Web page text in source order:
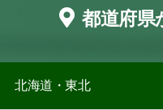
都道府県
北海道・東北